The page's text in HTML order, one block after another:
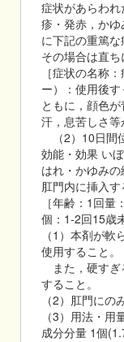
症状があらわ
疹・発赤，か
に下記の重篤な
その場合は直ち
［症状の名称
ー）：使用後
ともに，顔色
汗，息苦しさ等
（2）10日間
効能・効果 い
はれ・かゆみ
肛門内に挿入す
［年齢：1回
個：1-2回15歳
（1）本剤が
使用すること。
また，硬すぎ
すること。
（2）肛門にの
（3）用法・用
成分分量 1個